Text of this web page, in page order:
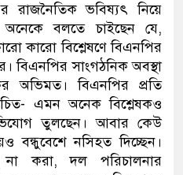
রাজনৈতিক ভবিষ্যৎ নিয়ে
অনেকে বলতে চাইছেন যে,
কারো বিশ্লেষণে বিএনপির
বিএনপির সাংগঠনিক অবস্থা
অভিমত। বিএনপির প্রতি
এমন অনেক বিশ্লেষকও
তুলছেন। আবার কেউ
বন্ধুবেশে নসিহত দিচ্ছেন।
না করা, দল পরিচালনার